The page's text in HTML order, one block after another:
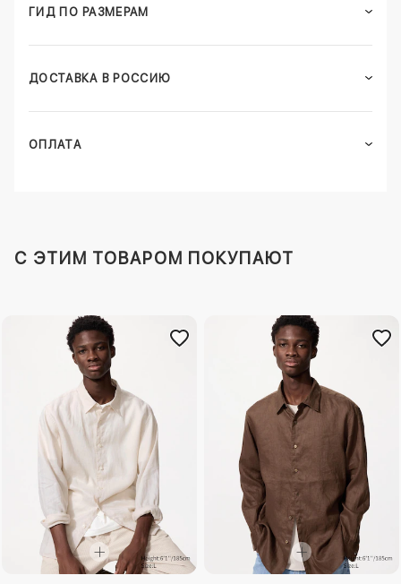
ГИД ПО РАЗМЕРАМ
ДОСТАВКА В РОССИЮ
ОПЛАТА
C ЭТИМ ТОВАРОМ ПОКУПАЮТ